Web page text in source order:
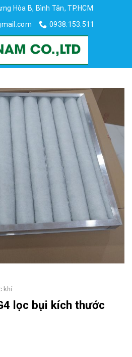
Hòa B, Bình Tân, TP.HCM
0938.153.511
khí
lọc bụi kích thước